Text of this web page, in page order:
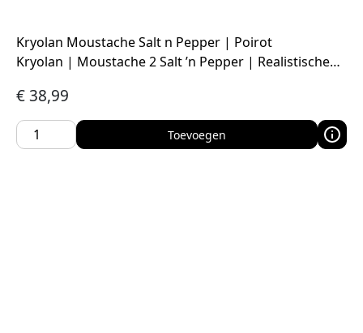
Kryolan Moustache Salt n Pepper | Poirot
Kryolan | Moustache 2 Salt ’n Pepper | Realistische…
€38,99
Toevoegen